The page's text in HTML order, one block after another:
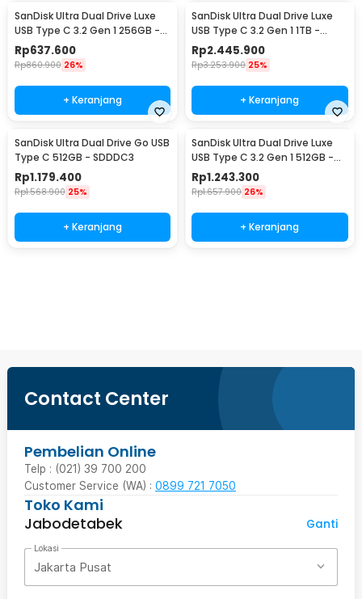
SanDisk Ultra Dual Drive Luxe
USB Type C 3.2 Gen 1 256GB -
SDDDC4
Rp637.600
Rp860.900 26%
+ Keranjang
SanDisk Ultra Dual Drive Luxe
USB Type C 3.2 Gen 1 1TB -
SDDDC4
Rp2.445.900
Rp3.253.900 25%
+ Keranjang
SanDisk Ultra Dual Drive Go USB
Type C 512GB - SDDDC3
Rp1.179.400
Rp1.568.900 25%
+ Keranjang
SanDisk Ultra Dual Drive Luxe
USB Type C 3.2 Gen 1 512GB -
SDDDC4
Rp1.243.300
Rp1.657.900 26%
+ Keranjang
Contact Center
Pembelian Online
Telp : (021) 39 700 200
Customer Service (WA) : 0899 721 7050
Toko Kami
Jabodetabek
Ganti
Lokasi
Jakarta Pusat